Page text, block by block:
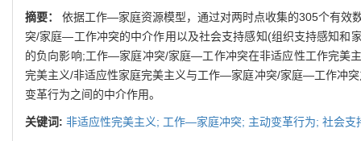
摘要： 依据工作—家庭资源模型，通过对两时点收集的305个有效
突/家庭—工作冲突的中介作用以及社会支持感知(组织支持感知和
的负向影响;工作—家庭冲突/家庭—工作冲突在非适应性工作完美
完美主义/非适应性家庭完美主义与工作—家庭冲突/家庭—工作冲
变革行为之间的中介作用。
关键词: 非适应性完美主义; 工作—家庭冲突; 主动变革行为; 社会支